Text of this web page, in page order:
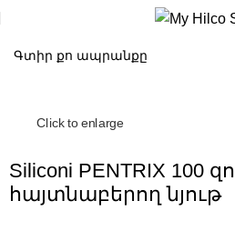
Click to enlarge
Siliconi PENTRIX 100
հայտնաբերող նյութ